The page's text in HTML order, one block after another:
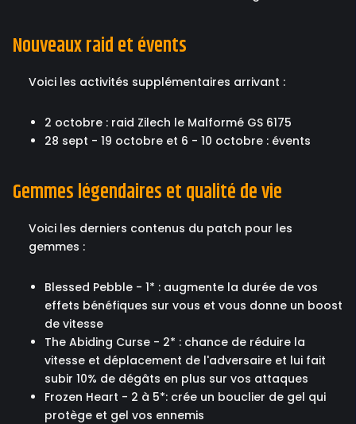
Nouveaux raid et évents
Voici les activités supplémentaires arrivant :
2 octobre : raid Zilech le Malformé GS 6175
28 sept - 19 octobre et 6 - 10 octobre : évents
Gemmes légendaires et qualité de vie
Voici les derniers contenus du patch pour les
gemmes :
Blessed Pebble - 1* : augmente la durée de vos
effets bénéfiques sur vous et vous donne un boost
de vitesse
The Abiding Curse - 2* : chance de réduire la
vitesse et déplacement de l'adversaire et lui fait
subir 10% de dégâts en plus sur vos attaques
Frozen Heart - 2 à 5*: crée un bouclier de gel qui
protège et gel vos ennemis